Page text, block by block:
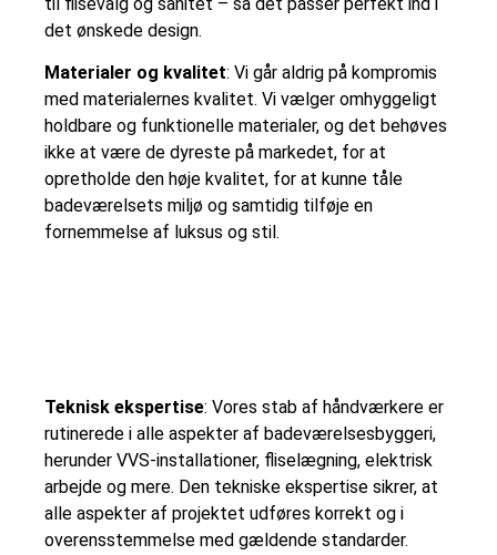
det ønskede design.
Materialer og kvalitet: Vi går aldrig på kompromis
med materialernes kvalitet. Vi vælger omhyggeligt
holdbare og funktionelle materialer, og det behøves
ikke at være de dyreste på markedet, for at
opretholde den høje kvalitet, for at kunne tåle
badeværelsets miljø og samtidig tilføje en
fornemmelse af luksus og stil.
Teknisk ekspertise: Vores stab af håndværkere er
rutinerede i alle aspekter af badeværelsesbyggeri,
herunder VVS-installationer, fliselægning, elektrisk
arbejde og mere. Den tekniske ekspertise sikrer, at
alle aspekter af projektet udføres korrekt og i
overensstemmelse med gældende standarder.